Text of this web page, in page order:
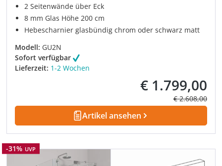
2 Seitenwände über Eck
8 mm Glas Höhe 200 cm
Hebescharnier glasbündig chrom oder schwarz matt
Modell: GU2N
Sofort verfügbar
Lieferzeit: 1-2 Wochen
Verkaufspreis:
€ 1.799,00
Regulärer
€ 2.608,00
Artikel ansehen
Rabatt
-31% UVP